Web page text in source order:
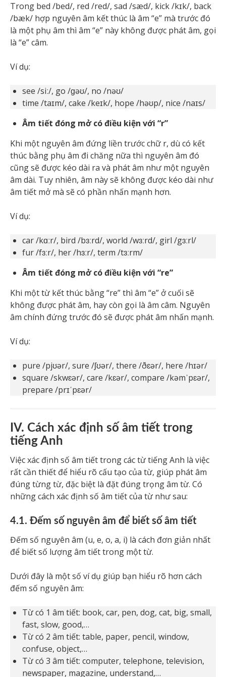
Trong bed /bed/, red /red/, sad /sæd/, kick /kɪk/, back
/bæk/ hợp nguyên âm kết thúc là âm “e” mà trước đó
là một phụ âm thì âm “e” này không được phát âm, gọi
là “e” câm.
Ví dụ:
see /siː/, go /ɡəʊ/, no /nəʊ/
time /taɪm/, cake /keɪk/, hope /həʊp/, nice /naɪs/
Âm tiết đóng mở có điều kiện với “r”
Khi một nguyên âm đứng liền trước chữ r, dù có kết
thúc bằng phụ âm đi chăng nữa thì nguyên âm đó
cũng sẽ được kéo dài ra và phát âm như một nguyên
âm dài. Tuy nhiên, âm này sẽ không được kéo dài như
âm tiết mở mà sẽ có phần nhấn mạnh hơn.
Ví dụ:
car /kɑːr/, bird /bɜːrd/, world /wɜːrd/, girl /gɜːrl/
fur /fɜːr/, her /hɜːr/, term /tɜːrm/
Âm tiết đóng mở có điều kiện với “re”
Khi một từ kết thúc bằng “re” thì âm “e” ở cuối sẽ
không được phát âm, hay còn gọi là âm câm. Nguyên
âm chính đứng trước đó sẽ được phát âm nhấn mạnh.
Ví dụ:
pure /pjʊər/, sure /ʃʊər/, there /ðɛər/, here /hɪər/
square /skwɛər/, care /kɛər/, compare /kəmˈpɛər/,
prepare /prɪˈpɛər/
IV. Cách xác định số âm tiết trong
tiếng Anh
Việc xác định số âm tiết trong các từ tiếng Anh là việc
rất cần thiết để hiểu rõ cấu tạo của từ, giúp phát âm
đúng từng từ, đặc biệt là đặt đúng trọng âm từ. Có
những cách xác định số âm tiết của từ như sau:
4.1. Đếm số nguyên âm để biết số âm tiết
Đếm số nguyên âm (u, e, o, a, i) là cách đơn giản nhất
để biết số lượng âm tiết trong một từ.
Dưới đây là một số ví dụ giúp bạn hiểu rõ hơn cách
đếm số nguyên âm:
Từ có 1 âm tiết: book, car, pen, dog, cat, big, small,
fast, slow, good,…
Từ có 2 âm tiết: table, paper, pencil, window,
confuse, object,…
Từ có 3 âm tiết: computer, telephone, television,
newspaper, magazine, understand,…